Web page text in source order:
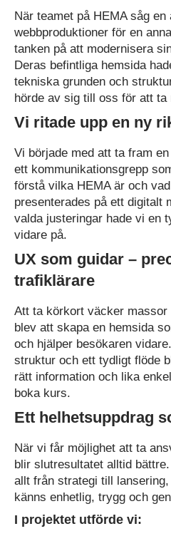
När teamet på HEMA såg
webbproduktioner för en
tanken på att modernisera
Deras befintliga hemsida
tekniska grunden och
hörde av sig till oss för att ta
Vi ritade upp en ny
Vi började med att ta fram
ett kommunikationsgrepp
förstå vilka HEMA är och
presenterades på ett digitalt
valda justeringar hade vi en
vidare på.
UX som guidar –
trafiklärare
Att ta körkort väcker massor
blev att skapa en hemsida
och hjälper besökaren
struktur och ett tydligt flöde
rätt information och lika
boka kurs.
Ett helhetsuppdrag
När vi får möjlighet att ta
blir slutresultatet alltid
allt från strategi till
känns enhetlig, trygg och
I projektet utförde vi: